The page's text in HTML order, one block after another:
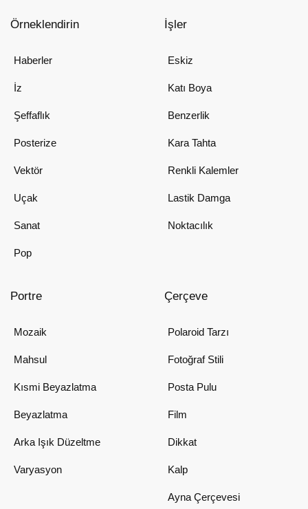
Örneklendirin
Haberler
İz
Şeffaflık
Posterize
Vektör
Uçak
Sanat
Pop
İşler
Eskiz
Katı Boya
Benzerlik
Kara Tahta
Renkli Kalemler
Lastik Damga
Noktacılık
Portre
Mozaik
Mahsul
Kısmi Beyazlatma
Beyazlatma
Arka Işık Düzeltme
Varyasyon
Çerçeve
Polaroid Tarzı
Fotoğraf Stili
Posta Pulu
Film
Dikkat
Kalp
Ayna Çerçevesi